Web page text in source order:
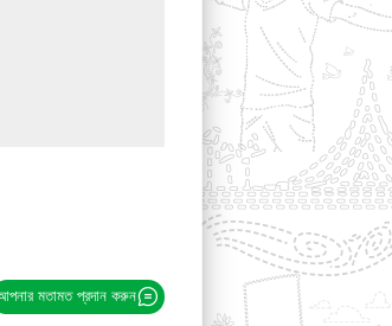
মতামত প্রদান করুন